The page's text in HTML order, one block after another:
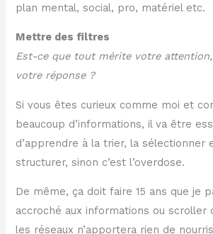
plan mental, social, pro, matériel etc.
Mettre des filtres
Est-ce que tout mérite votre
votre réponse ?
Si vous êtes curieux comme moi et
beaucoup d’informations, il va être
d’apprendre à la trier, la sélectionner
structurer, sinon c’est l’overdose.
De même, ça doit faire 15 ans que je
accroché aux informations ou scroller
les réseaux n’apportera rien de